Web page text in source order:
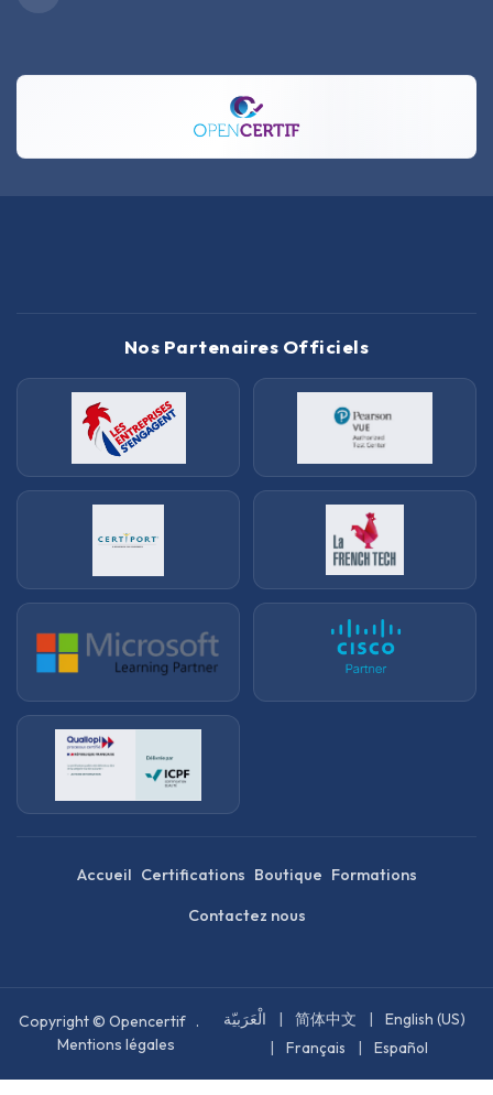
Nos Partenaires Officiels
Accueil Certifications Boutique Formations
Contactez nous
Copyright © Opencertif .
Mentions légales
الْعَرَبيّة | 简体中文 |
English (US)
|
Français | Español